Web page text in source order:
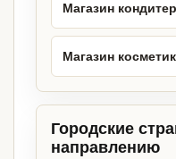
Магазин
Магазин
Городские
направлению